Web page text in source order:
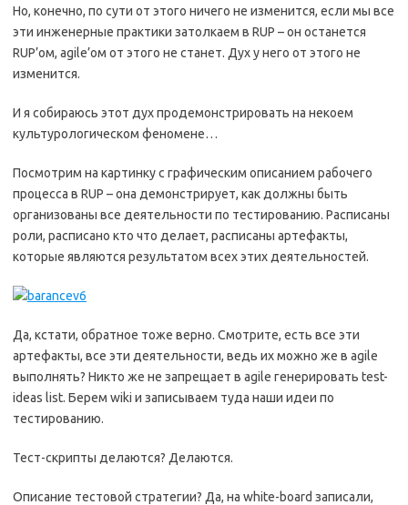
Но, конечно, по сути от этого ничего не изменится, если мы все
эти инженерные практики затолкаем в RUP – он останется
RUP’ом, agile’ом от этого не станет. Дух у него от этого не
изменится.
И я собираюсь этот дух продемонстрировать на некоем
культурологическом феномене…
Посмотрим на картинку с графическим описанием рабочего
процесса в RUP – она демонстрирует, как должны быть
организованы все деятельности по тестированию. Расписаны
роли, расписано кто что делает, расписаны артефакты,
которые являются результатом всех этих деятельностей.
Да, кстати, обратное тоже верно. Смотрите, есть все эти
артефакты, все эти деятельности, ведь их можно же в agile
выполнять? Никто же не запрещает в agile генерировать test-
ideas list. Берем wiki и записываем туда наши идеи по
тестированию.
Тест-скрипты делаются? Делаются.
Описание тестовой стратегии? Да, на white-board записали,